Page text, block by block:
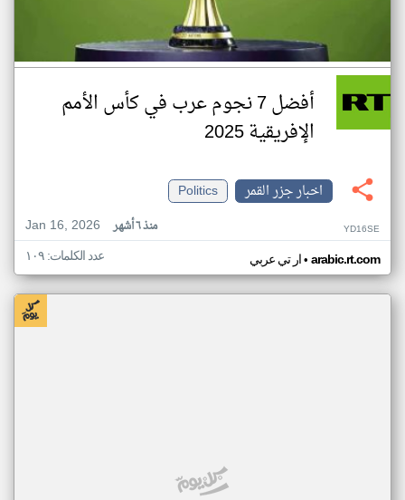
أفضل 7 نجوم عرب في كأس الأمم
الإفريقية 2025
اخبار جزر القمر
Politics
Jan 16, 2026
منذ ٦ أشهر YD16SE
ار تي عربي• arabic.rt.com عدد الكلمات: ١٠٩